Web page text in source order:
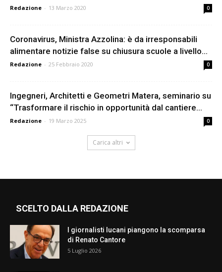
Redazione - 13 Marzo 2020 0
Coronavirus, Ministra Azzolina: è da irresponsabili
alimentare notizie false su chiusura scuole a livello...
Redazione - 25 Febbraio 2020 0
Ingegneri, Architetti e Geometri Matera, seminario su
“Trasformare il rischio in opportunità dal cantiere...
Redazione - 19 Marzo 2025 0
Carica altri
SCELTO DALLA REDAZIONE
I giornalisti lucani piangono la scomparsa
di Renato Cantore
5 Luglio 2026